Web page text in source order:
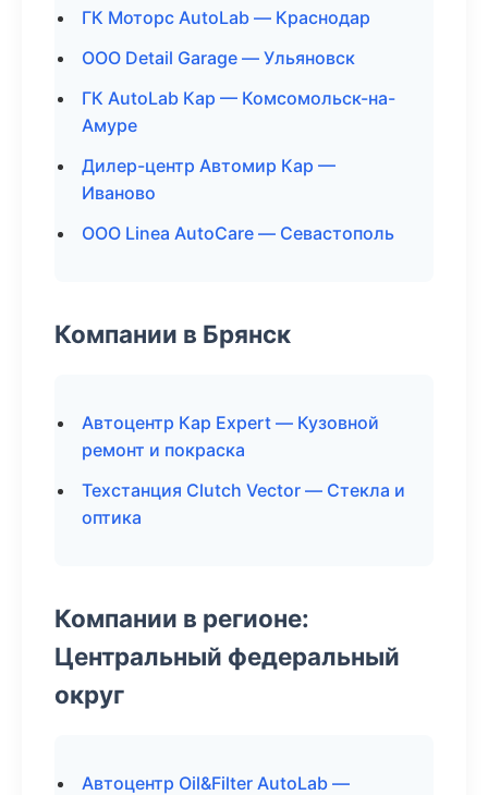
ГК Моторс AutoLab — Краснодар
ООО Detail Garage — Ульяновск
ГК AutoLab Кар — Комсомольск-на-
Амуре
Дилер-центр Автомир Кар —
Иваново
ООО Linea AutoCare — Севастополь
Компании в Брянск
Автоцентр Кар Expert — Кузовной
ремонт и покраска
Техстанция Clutch Vector — Стекла и
оптика
Компании в регионе:
Центральный федеральный
округ
Автоцентр Oil&Filter AutoLab —